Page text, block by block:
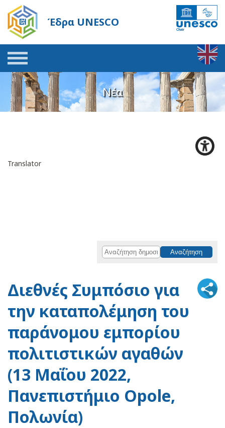
Έδρα UNESCO
Νέα
Translator
Διεθνές Συμπόσιο για
την καταπολέμηση του
παράνομου εμπορίου
πολιτιστικών αγαθών
(13 Μαΐου 2022,
Πανεπιστήμιο Opole,
Πολωνία)